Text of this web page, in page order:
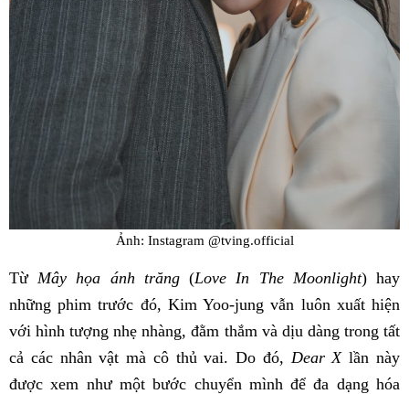
Ảnh: Instagram @tving.official
Từ Mây họa ánh trăng(Love In The Moonlight) hay
những phim trước đó, Kim Yoo-jung vẫn luôn xuất hiện
với hình tượng nhẹ nhàng, đằm thắm và dịu dàng trong tất
cả các nhân vật mà cô thủ vai. Do đó, Dear Xlần này
được xem như một bước chuyển mình để đa dạng hóa